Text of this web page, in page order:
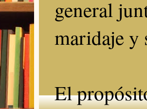
general
maridaje y
El